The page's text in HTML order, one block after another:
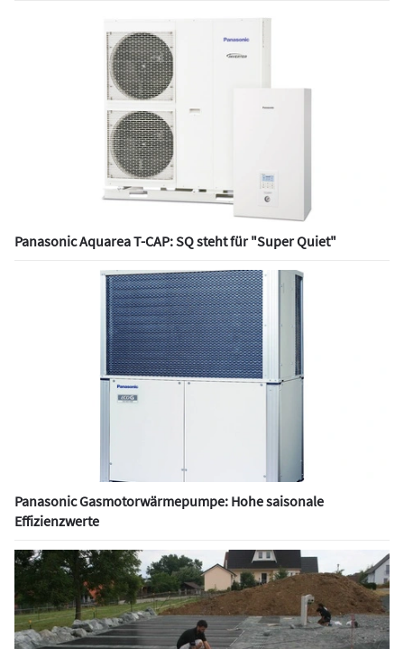
Panasonic Aquarea T-CAP: SQ steht für "Super Quiet"
Panasonic Gasmotorwärmepumpe: Hohe saisonale
Effizienzwerte